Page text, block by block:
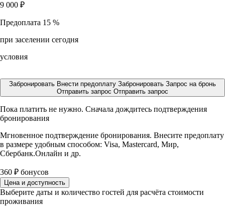
9 000 ₽
Предоплата 15 %
при заселении сегодня
условия
Забронировать Внести предоплату Забронировать Запрос на бронь
Отправить запрос Отправить запрос
Пока платить не нужно. Сначала дождитесь подтверждения
бронирования
Мгновенное подтверждение бронирования. Внесите предоплату
в размере удобным способом: Visa, Mastercard, Мир,
Сбербанк.Онлайн и др.
360 ₽ бонусов
Цена и доступность
Выберите даты и количество гостей для расчёта стоимости
проживания